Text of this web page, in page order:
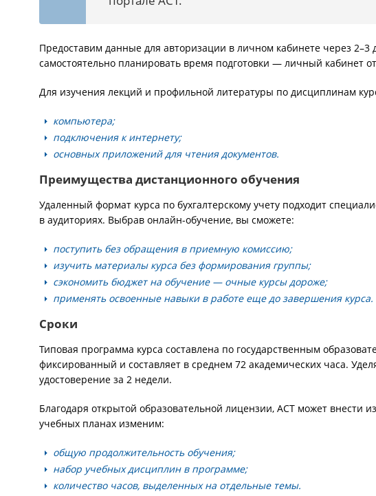
Предоставим данные для авторизации в личном кабинете через
самостоятельно планировать время подготовки — личный кабинет
Для изучения лекций и профильной литературы по дисциплинам
компьютера;
подключения к интернету;
основных приложений для чтения документов.
Преимущества дистанционного обучения
Удаленный формат курса по бухгалтерскому учету подходит
в аудиториях. Выбрав онлайн-обучение, вы сможете:
поступить без обращения в приемную комиссию;
изучить материалы курса без формирования группы;
сэкономить бюджет на обучение — очные курсы дороже;
применять освоенные навыки в работе еще до завершения курса.
Сроки
Типовая программа курса составлена по государственным
фиксированный и составляет в среднем 72 академических часа.
удостоверение за 2 недели.
Благодаря открытой образовательной лицензии, АСТ может внести
учебных планах изменим:
общую продолжительность обучения;
набор учебных дисциплин в программе;
количество часов, выделенных на отдельные темы.